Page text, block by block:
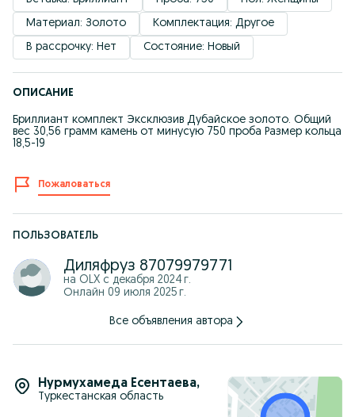
Материал: Золото
Комплектация: Другое
В рассрочку: Нет
Состояние: Новый
ОПИСАНИЕ
Бриллиант комплект Эксклюзив Дубайское золото. Общий
вес 30,56 грамм камень от минусую 750 проба Размер кольца
18,5-19
Пожаловаться
ПОЛЬЗОВАТЕЛЬ
Диляфруз 87079979771
на OLX с декабря 2024 г.
Онлайн 09 июля 2025 г.
Все объявления автора
Нурмухамеда Есентаева,
Туркестанская область